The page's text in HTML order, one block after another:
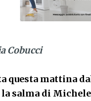
Cobucci
questa mattina
salma di